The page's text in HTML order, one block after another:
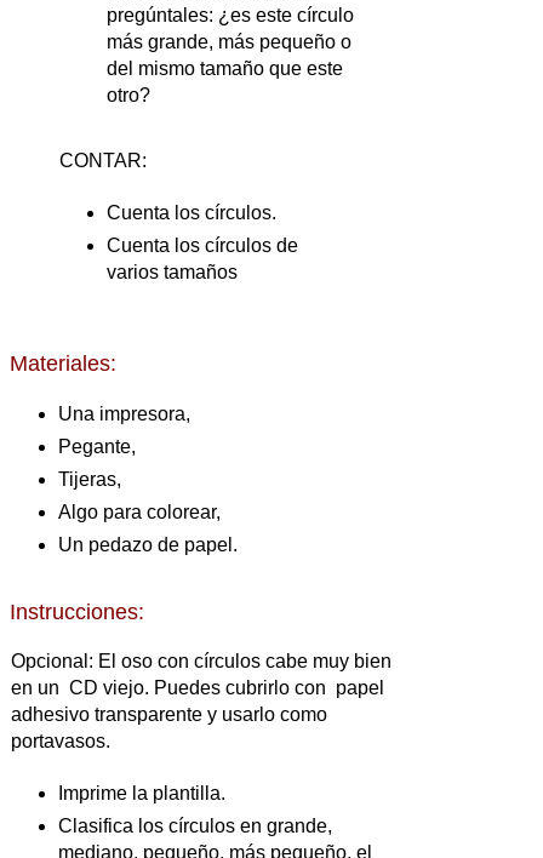
pregúntales: ¿es este círculo
más grande, más pequeño o
del mismo tamaño que este
otro?
CONTAR:
Cuenta los círculos.
Cuenta los círculos de
varios tamaños
Materiales:
Una impresora,
Pegante,
Tijeras,
Algo para colorear,
Un pedazo de papel.
Instrucciones:
Opcional: El oso con círculos cabe muy bien
en un CD viejo. Puedes cubrirlo con papel
adhesivo transparente y usarlo como
portavasos.
Imprime la plantilla.
Clasifica los círculos en grande,
mediano, pequeño, más pequeño, el